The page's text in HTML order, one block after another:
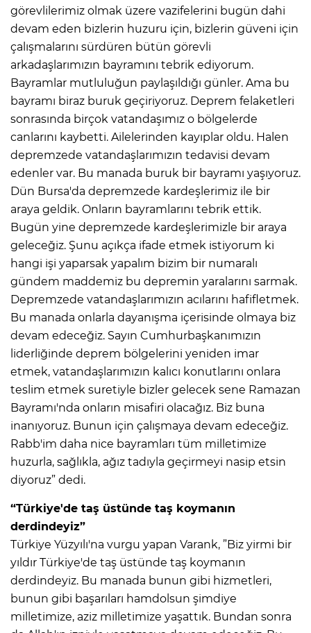
görevlilerimiz olmak üzere vazifelerini bugün dahi
devam eden bizlerin huzuru için, bizlerin güveni için
çalışmalarını sürdüren bütün görevli
arkadaşlarımızın bayramını tebrik ediyorum.
Bayramlar mutluluğun paylaşıldığı günler. Ama bu
bayramı biraz buruk geçiriyoruz. Deprem felaketleri
sonrasında birçok vatandaşımız o bölgelerde
canlarını kaybetti. Ailelerinden kayıplar oldu. Halen
depremzede vatandaşlarımızın tedavisi devam
edenler var. Bu manada buruk bir bayramı yaşıyoruz.
Dün Bursa'da depremzede kardeşlerimiz ile bir
araya geldik. Onların bayramlarını tebrik ettik.
Bugün yine depremzede kardeşlerimizle bir araya
geleceğiz. Şunu açıkça ifade etmek istiyorum ki
hangi işi yaparsak yapalım bizim bir numaralı
gündem maddemiz bu depremin yaralarını sarmak.
Depremzede vatandaşlarımızın acılarını hafifletmek.
Bu manada onlarla dayanışma içerisinde olmaya biz
devam edeceğiz. Sayın Cumhurbaşkanımızın
liderliğinde deprem bölgelerini yeniden imar
etmek, vatandaşlarımızın kalıcı konutlarını onlara
teslim etmek suretiyle bizler gelecek sene Ramazan
Bayramı'nda onların misafiri olacağız. Biz buna
inanıyoruz. Bunun için çalışmaya devam edeceğiz.
Rabb'im daha nice bayramları tüm milletimize
huzurla, sağlıkla, ağız tadıyla geçirmeyi nasip etsin
diyoruz” dedi.
“Türkiye'de taş üstünde taş koymanın
derdindeyiz”
Türkiye Yüzyılı'na vurgu yapan Varank, ”Biz yirmi bir
yıldır Türkiye'de taş üstünde taş koymanın
derdindeyiz. Bu manada bunun gibi hizmetleri,
bunun gibi başarıları hamdolsun şimdiye
milletimize, aziz milletimize yaşattık. Bundan sonra